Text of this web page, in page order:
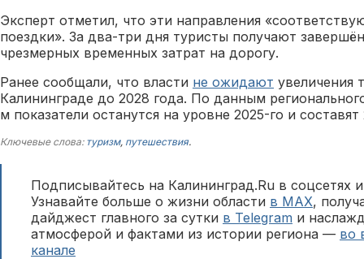
Эксперт отметил, что эти направления
поездки». За два-три дня туристы получают
чрезмерных временных затрат на дорогу.
Ранее сообщали, что власти не ожидают увеличения
Калининграде до 2028 года. По данным
м показатели останутся на уровне 2025-го и
Ключевые слова: туризм, путешествия.
Подписывайтесь на Калининград.Ru в соцсетях
Узнавайте больше о жизни области в MAX,
дайджест главного за сутки в Telegram и
атмосферой и фактами из истории региона — во
канале